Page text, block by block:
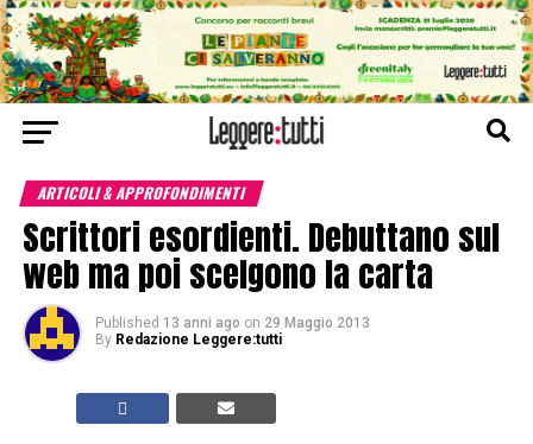
ARTICOLI & APPROFONDIMENTI
Scrittori esordienti. Debuttano sul
web ma poi scelgono la carta
Published 13 anni ago on 29 Maggio 2013
By Redazione Leggere:tutti